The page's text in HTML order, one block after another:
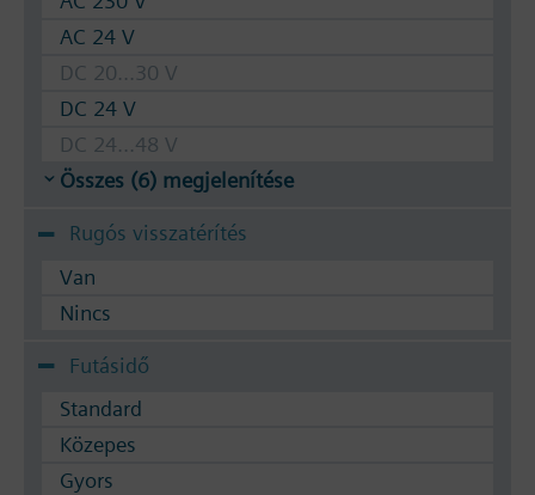
AC 24 V
DC 20...30 V
DC 24 V
DC 24...48 V
Összes (6) megjelenítése
Rugós visszatérítés
Van
Nincs
Futásidő
Standard
Közepes
Gyors